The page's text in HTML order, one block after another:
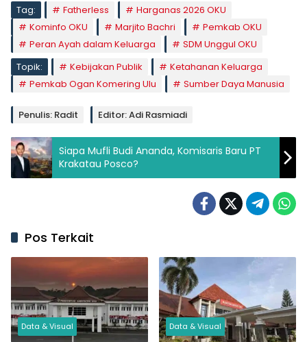
Tag: Fatherless
Harganas 2026 OKU
Kominfo OKU
Marjito Bachri
Pemkab OKU
Peran Ayah dalam Keluarga
SDM Unggul OKU
Topik:
Kebijakan Publik
Ketahanan Keluarga
Pemkab Ogan Komering Ulu
Sumber Daya Manusia
Penulis: Radit Editor: Adi Rasmiadi
Siapa Mufli Budi Ananda, Komisaris Baru PT
Krakatau Posco?
Pos Terkait
Data & Visual Data & Visual